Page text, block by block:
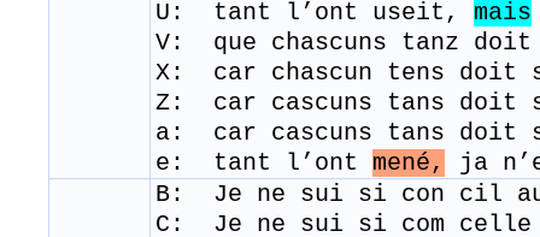
U: tant l’ont useit, mais
V: que chascuns tanz
X: car chascun tens doit
Z: car cascuns tans doit
a: car cascuns tans doit
e: tant l’ont mené,
ja
B: Je ne sui si con cil
C: Je ne sui si com celle